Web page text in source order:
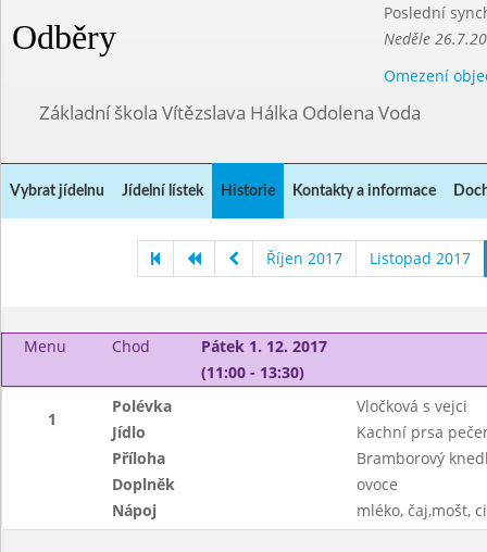
Odběry
Poslední
Neděle
Omezení
Základní škola Vítězslava Hálka Odolena Voda
Vybrat jídelnu Jídelní lístek Historie Kontakty a informace
Říjen 2017 Listopad 2017
Menu Chod
Pátek 1. 12. 2017
(11:00 - 13:30)
1
Polévka
Vločková s vejci
Jídlo
Kachní prsa
Příloha
Bramborový
Doplněk
ovoce
Nápoj
mléko, čaj,mošt,